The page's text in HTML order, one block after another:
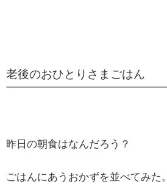
老後のおひとりさまごはん
昨日の朝食はなんだろう？
ごはんにあうおかずを並べてみた。